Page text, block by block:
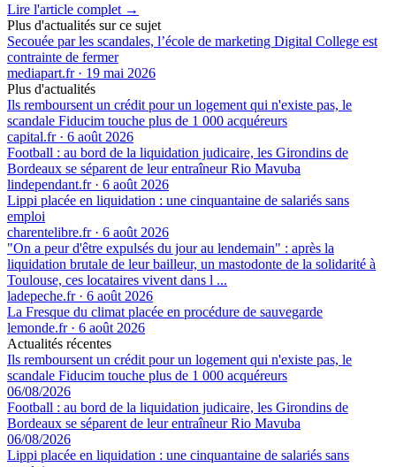
Lire l'article complet →
Plus d'actualités sur ce sujet
Secouée par les scandales, l’école de marketing Digital College est
contrainte de fermer
mediapart.fr· 19 mai 2026
Plus d'actualités
Ils remboursent un crédit pour un logement qui n'existe pas, le
scandale Fiducim touche plus de 1 000 acquéreurs
capital.fr· 6 août 2026
Football : au bord de la liquidation judicaire, les Girondins de
Bordeaux se séparent de leur entraîneur Rio Mavuba
lindependant.fr· 6 août 2026
Lippi placée en liquidation : une cinquantaine de salariés sans
emploi
charentelibre.fr· 6 août 2026
"On a peur d'être expulsés du jour au lendemain" : après la
liquidation brutale de leur bailleur, un mastodonte de la solidarité à
Toulouse, ces locataires vivent dans l ...
ladepeche.fr· 6 août 2026
La Fresque du climat placée en procédure de sauvegarde
lemonde.fr· 6 août 2026
Actualités récentes
Ils remboursent un crédit pour un logement qui n'existe pas, le
scandale Fiducim touche plus de 1 000 acquéreurs
06/08/2026
Football : au bord de la liquidation judicaire, les Girondins de
Bordeaux se séparent de leur entraîneur Rio Mavuba
06/08/2026
Lippi placée en liquidation : une cinquantaine de salariés sans